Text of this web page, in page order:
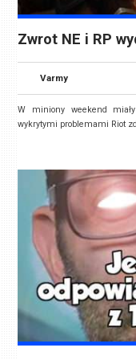
Zwrot NE i RP
Varmy
W miniony weekend
wykrytymi problemami Riot